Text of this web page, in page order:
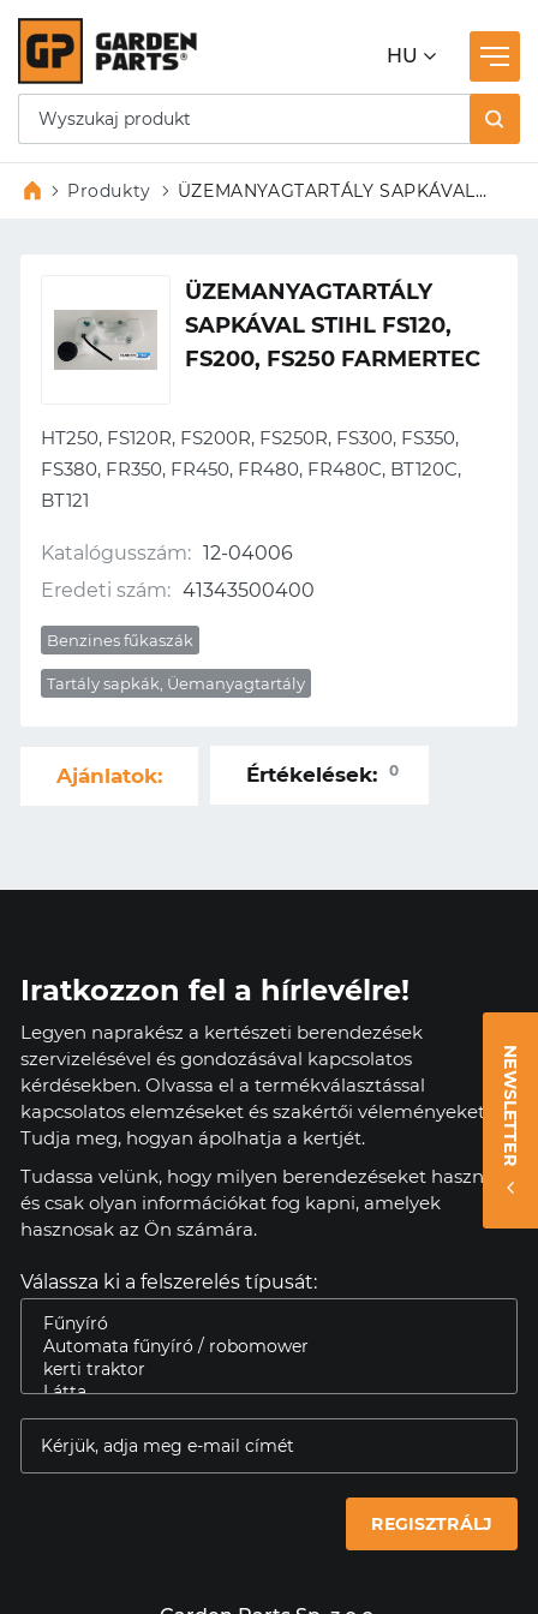
HU
Produkty
ÜZEMANYAGTARTÁLY SAPKÁVAL
ÜZEMANYAGTARTÁLY
SAPKÁVAL STIHL FS120,
FS200, FS250 FARMERTEC
HT250, FS120R, FS200R, FS250R, FS300, FS350,
FS380, FR350, FR450, FR480, FR480C, BT120C,
BT121
Katalógusszám: 12-04006
Eredeti szám: 41343500400
Benzines fűkaszák
Tartály sapkák, Üemanyagtartály
Ajánlatok: Értékelések: 0
NEWSLETTER
Iratkozzon fel a hírlevélre!
Legyen naprakész a kertészeti berendezések
szervizelésével és gondozásával kapcsolatos
kérdésekben. Olvassa el a termékválasztással
kapcsolatos elemzéseket és szakértői véleményeket.
Tudja meg, hogyan ápolhatja a kertjét.
Tudassa velünk, hogy milyen berendezéseket használ,
és csak olyan információkat fog kapni, amelyek
hasznosak az Ön számára.
Válassza ki a felszerelés típusát:
REGISZTRÁLJ